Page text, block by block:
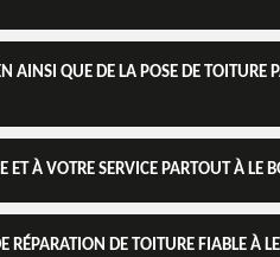
AINSI QUE DE LA POSE DE TOITURE
À VOTRE SERVICE PARTOUT À LE
RÉPARATION DE TOITURE FIABLE À